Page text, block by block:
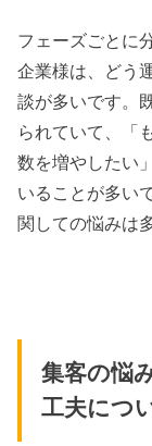
フェーズごとに
企業様は、どう
談が多いです。
られていて、「
数を増やしたい
いることが多い
関しての悩みは
集客の悩
工夫につ